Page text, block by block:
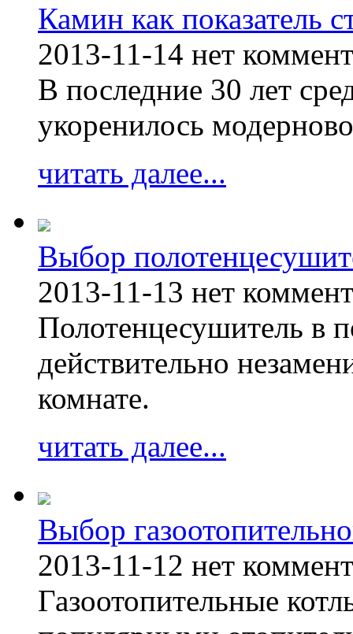
Камин как показатель
2013-11-14 нет
В последние 30 лет
укоренилось
читать далее...
Выбор
2013-11-13 нет
Полотенцесушитель в
действительно
комнате.
читать далее...
Выбор
2013-11-12 нет
Газоотопительные